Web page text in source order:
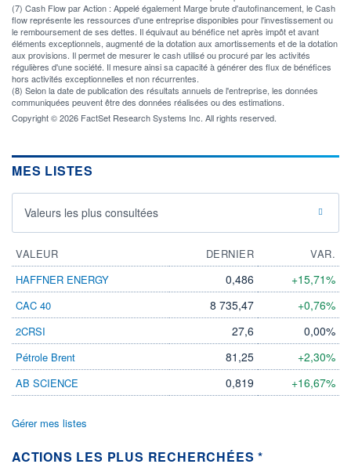
(7) Cash Flow par Action : Appelé également Marge brute d'autofinancement, le Cash
flow représente les ressources d'une entreprise disponibles pour l'investissement ou
le remboursement de ses dettes. Il équivaut au bénéfice net après impôt et avant
éléments exceptionnels, augmenté de la dotation aux amortissements et de la dotation
aux provisions. Il permet de mesurer le cash utilisé ou procuré par les activités
régulières d'une société. Il mesure ainsi sa capacité à générer des flux de bénéfices
hors activités exceptionnelles et non récurrentes.
(8) Selon la date de publication des résultats annuels de l'entreprise, les données
communiquées peuvent être des données réalisées ou des estimations.
Copyright © 2026 FactSet Research Systems Inc. All rights reserved.
MES LISTES
Valeurs les plus consultées
VALEUR DERNIER
VAR.
HAFFNER ENERGY
0,486 +15,71%
CAC 40 8 735,47 +0,76%
2CRSI 27,6 0,00%
Pétrole Brent 81,25 +2,30%
AB SCIENCE 0,819 +16,67%
Gérer mes listes
ACTIONS LES PLUS RECHERCHÉES *